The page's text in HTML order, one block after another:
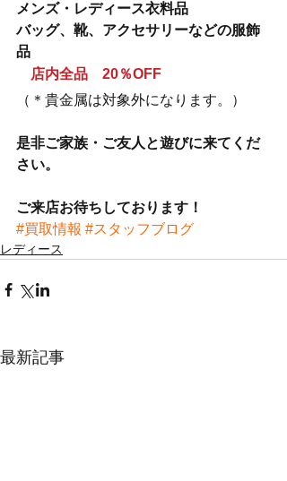
メンズ・レディース衣料品
バッグ、靴、アクセサリーなどの服飾
品
店内全品　20％OFF
（＊貴金属は対象外になります。）
是非ご家族・ご友人と遊びに来てくだ
さい。
ご来店お待ちしております！
#買取情報 #スタッフブログ
レディース
最新記事